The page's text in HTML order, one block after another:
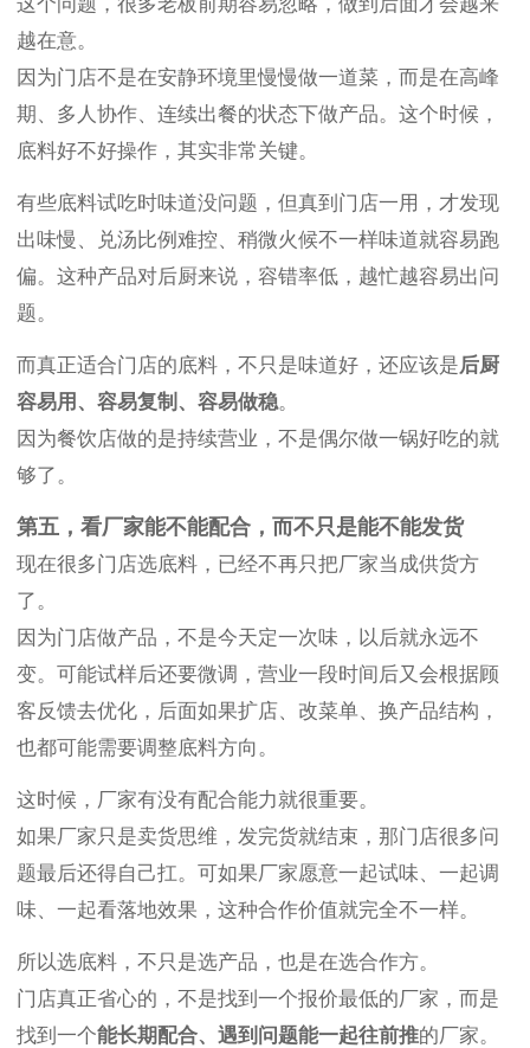
越在意。
因为门店不是在安静环境里慢慢做一道菜，而是在高峰
期、多人协作、连续出餐的状态下做产品。这个时候，
底料好不好操作，其实非常关键。
有些底料试吃时味道没问题，但真到门店一用，才发现
出味慢、兑汤比例难控、稍微火候不一样味道就容易跑
偏。这种产品对后厨来说，容错率低，越忙越容易出问
题。
而真正适合门店的底料，不只是味道好，还应该是后厨
容易用、容易复制、容易做稳。
因为餐饮店做的是持续营业，不是偶尔做一锅好吃的就
够了。
第五，看厂家能不能配合，而不只是能不能发货
现在很多门店选底料，已经不再只把厂家当成供货方
了。
因为门店做产品，不是今天定一次味，以后就永远不
变。可能试样后还要微调，营业一段时间后又会根据顾
客反馈去优化，后面如果扩店、改菜单、换产品结构，
也都可能需要调整底料方向。
这时候，厂家有没有配合能力就很重要。
如果厂家只是卖货思维，发完货就结束，那门店很多问
题最后还得自己扛。可如果厂家愿意一起试味、一起调
味、一起看落地效果，这种合作价值就完全不一样。
所以选底料，不只是选产品，也是在选合作方。
门店真正省心的，不是找到一个报价最低的厂家，而是
找到一个能长期配合、遇到问题能一起往前推的厂家。